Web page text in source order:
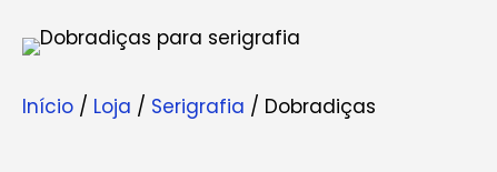
Início / Loja / Serigrafia / Dobradiças